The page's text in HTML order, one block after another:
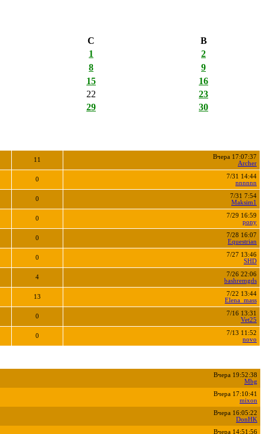
С
В
1
2
8
9
15
16
22
23
29
30
11
Вчера 17:07:37
Archer
0
7/31 14:44
nnnnnn
0
7/31 7:54
Maksim1
0
7/29 16:59
pony
0
7/28 16:07
Equestrian
0
7/27 13:46
SHD
4
7/26 22:06
bashremgds
13
7/22 13:44
Elena_mass
0
7/16 13:31
Vet25
0
7/13 11:52
novo
Вчера 19:52:38
Mbg
Вчера 17:10:41
mixon
Вчера 16:05:22
DonHK
Вчера 14:51:56